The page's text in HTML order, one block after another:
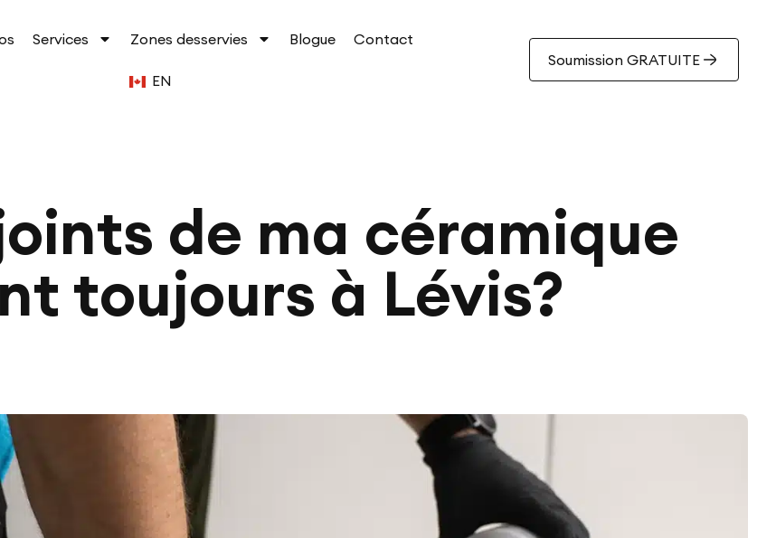
Services Zones desservies Blogue Contact
EN
Soumission GRATUITE
de ma céramique
toujours à Lévis?